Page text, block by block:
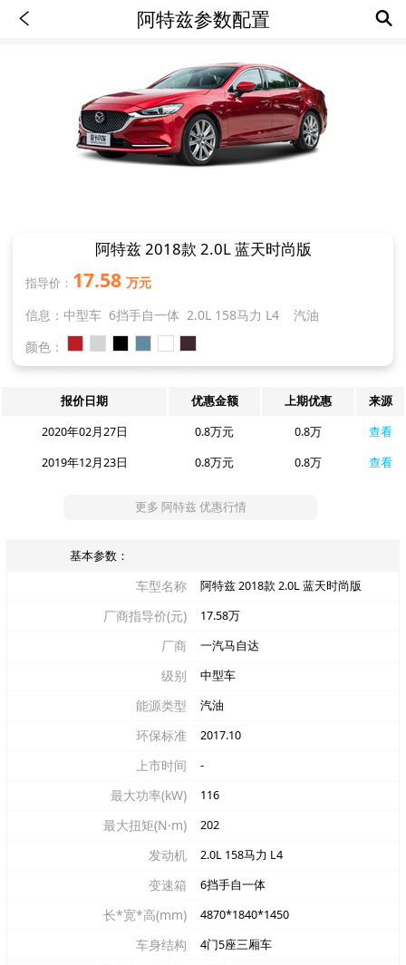
阿特兹参数配置
阿特兹 2018款 2.0L 蓝天时尚版
指导价： 17.58 万元
信息：中型车 6挡手自一体 2.0L 158马力 L4 汽油
颜色：
报价日期 优惠金额 上期优惠
来源
2020年02月27日
0.8万元 0.8万
查看
2019年12月23日
0.8万元 0.8万 查看
更多 阿特兹 优惠行情
基本参数：
车型名称 阿特兹 2018款 2.0L 蓝天时尚版
厂商指导价(元) 17.58万
厂商 一汽马自达
级别 中型车
能源类型 汽油
环保标准 2017.10
上市时间 -
最大功率(kW) 116
最大扭矩(N·m) 202
发动机 2.0L 158马力 L4
变速箱 6挡手自一体
长*宽*高(mm) 4870*1840*1450
车身结构 4门5座三厢车